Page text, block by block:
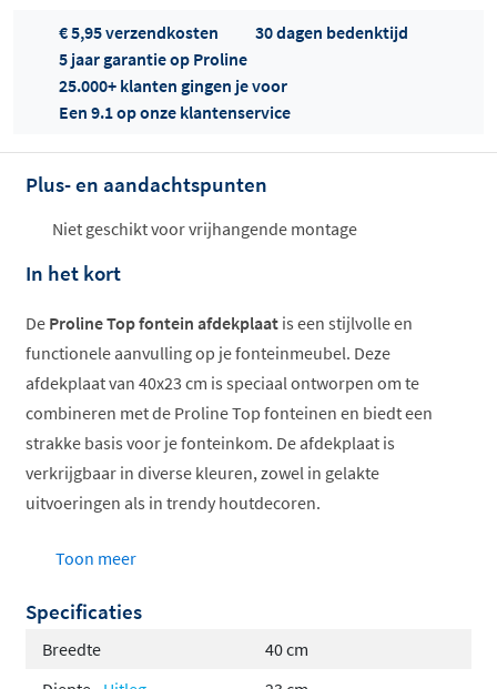
Offertes
€ 5,95 verzendkosten
30 dagen bedenktijd
5 jaar garantie op Proline
25.000+ klanten gingen je voor
Een 9.1 op onze klantenservice
Plus- en aandachtspunten
Niet geschikt voor vrijhangende montage
In het kort
De Proline Top fontein afdekplaat is een stijlvolle en
functionele aanvulling op je fonteinmeubel. Deze
afdekplaat van 40x23 cm is speciaal ontworpen om te
combineren met de Proline Top fonteinen en biedt een
strakke basis voor je fonteinkom. De afdekplaat is
verkrijgbaar in diverse kleuren, zowel in gelakte
uitvoeringen als in trendy houtdecoren.
Afmeting 40x23 cm, dikte 32 mm
Geschikt voor onderkastmontage
Diverse trendy kleuren beschikbaar
Toon meer
Specificaties
Breedte
40 cm